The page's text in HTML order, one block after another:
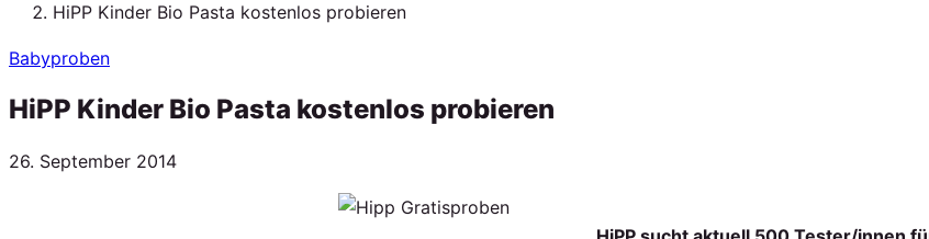
HiPP Kinder Bio Pasta kostenlos probieren
Babyproben
HiPP Kinder Bio Pasta kostenlos probieren
Veröffentlicht
26. September 2014